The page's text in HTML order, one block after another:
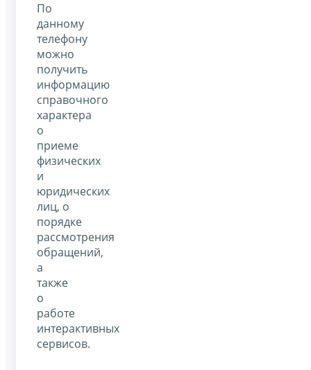
По
данному
телефону
можно
получить
информацию
справочного
характера
о
приеме
физических
и
юридических
лиц, о
порядке
рассмотрения
обращений,
а
также
о
работе
интерактивных
сервисов.